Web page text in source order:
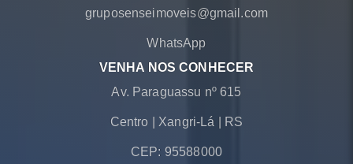
gruposenseimoveis@gmail.com
WhatsApp
VENHA NOS CONHECER
Av. Paraguassu nº 615
Centro Xangri-Lá RS
CEP: 95588000